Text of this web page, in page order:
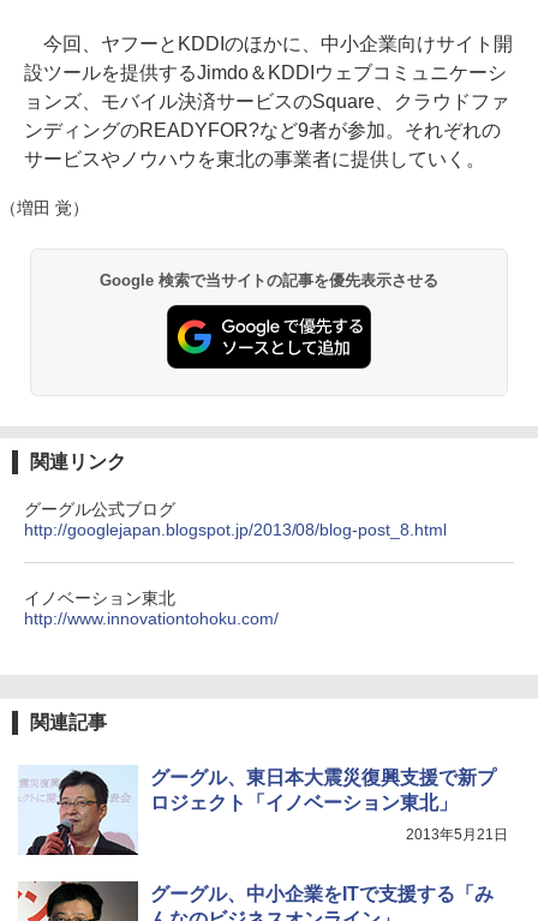
今回、ヤフーとKDDIのほかに、中小企業向けサイト開
設ツールを提供するJimdo＆KDDIウェブコミュニケーシ
ョンズ、モバイル決済サービスのSquare、クラウドファ
ンディングのREADYFOR?など9者が参加。それぞれの
サービスやノウハウを東北の事業者に提供していく。
（増田 覚）
Google 検索で当サイトの記事を優先表示させる
関連リンク
グーグル公式ブログ
http://googlejapan.blogspot.jp/2013/08/blog-post_8.html
イノベーション東北
http://www.innovationtohoku.com/
関連記事
グーグル、東日本大震災復興支援で新プ
ロジェクト「イノベーション東北」
2013年5月21日
グーグル、中小企業をITで支援する「み